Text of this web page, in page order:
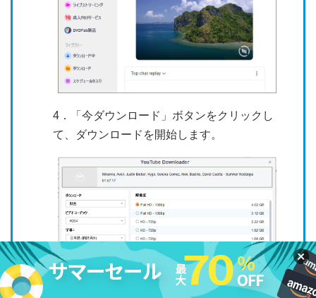
4．「今ダウンロード」ボタンをクリックし
て、ダウンロードを開始します。